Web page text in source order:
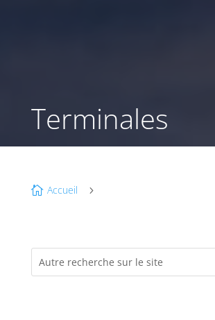
Terminales
 Accueil 5